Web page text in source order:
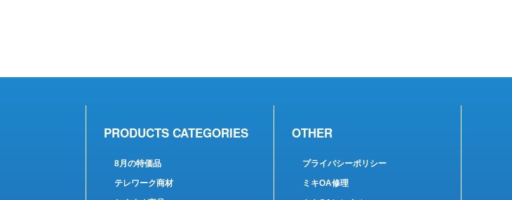
PRODUCTS CATEGORIES
8月の特価品
テレワーク商材
OTHER
プライバシーポリシー
ミキOA修理